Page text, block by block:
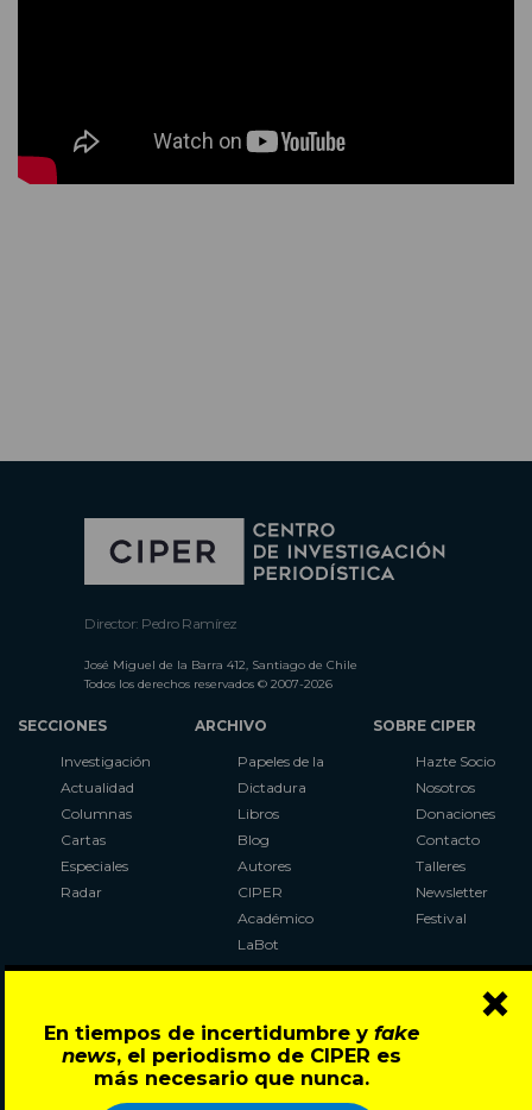
En tiempos de incertidumbre y fake
news, el periodismo de CIPER es
más necesario que nunca.
×
Director: Pedro Ramírez
José Miguel de la Barra 412, Santiago de Chile
Todos los derechos reservados © 2007-2026
SECCIONES
Investigación
Actualidad
Columnas
Cartas
Especiales
Radar
ARCHIVO
Papeles de la
Dictadura
Libros
Blog
Autores
CIPER
Académico
LaBot
Constituyente
con CIPER
SOBRE CIPER
Hazte Socio
Nosotros
Donaciones
Contacto
Talleres
Newsletter
Festival